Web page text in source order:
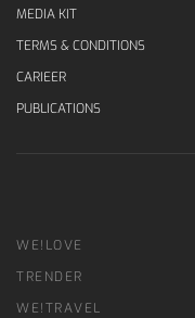
MEDIA KIT
TERMS & CONDITIONS
CARIEER
PUBLICATIONS
WE!LOVE
TRENDER
WE!TRAVEL